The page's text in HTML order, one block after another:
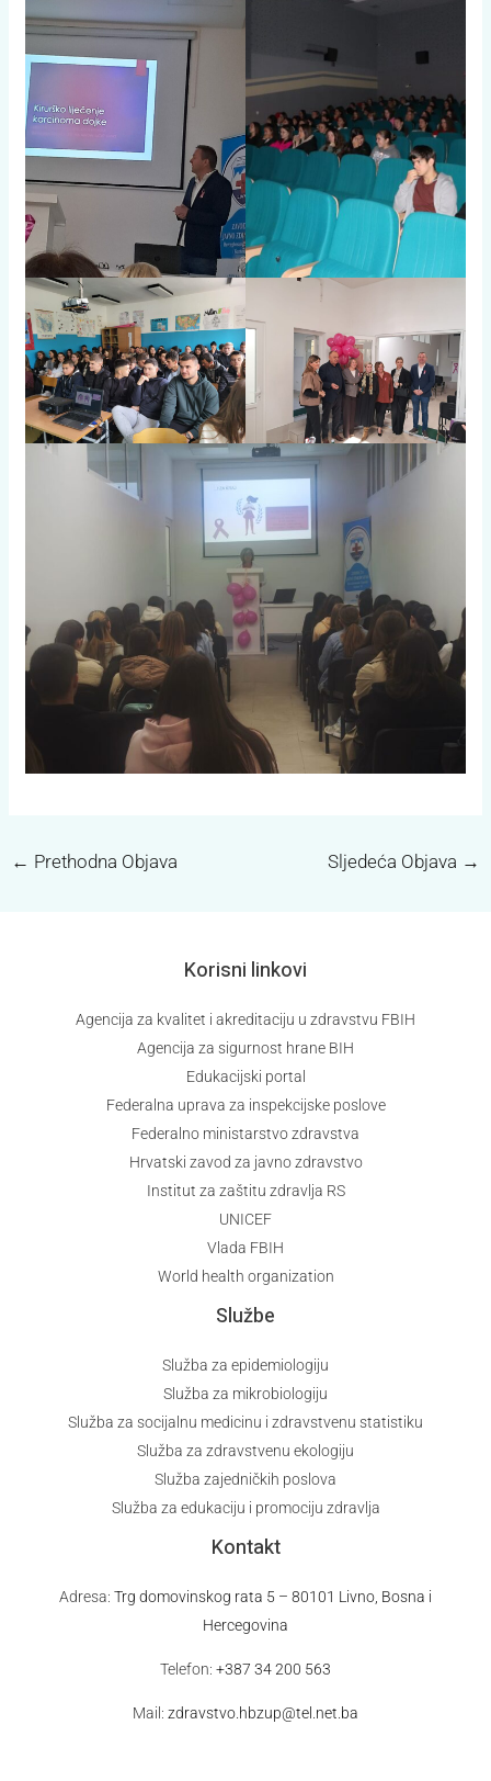
← Prethodna Objava Sljedeća Objava →
Korisni linkovi
Agencija za kvalitet i akreditaciju u zdravstvu FBIH
Agencija za sigurnost hrane BIH
Edukacijski portal
Federalna uprava za inspekcijske poslove
Federalno ministarstvo zdravstva
Hrvatski zavod za javno zdravstvo
Institut za zaštitu zdravlja RS
UNICEF
Vlada FBIH
World health organization
Službe
Služba za epidemiologiju
Služba za mikrobiologiju
Služba za socijalnu medicinu i zdravstvenu statistiku
Služba za zdravstvenu ekologiju
Služba zajedničkih poslova
Služba za edukaciju i promociju zdravlja
Kontakt
Adresa: Trg domovinskog rata 5 – 80101 Livno, Bosna i
Hercegovina
Telefon: +387 34 200 563
Mail: zdravstvo.hbzup@tel.net.ba